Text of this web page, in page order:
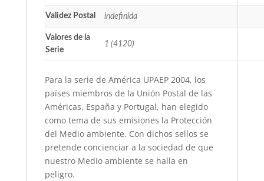
Validez Postal indefinida
Valores de la
Serie
1 (4120)
Para la serie de América UPAEP 2004, los
países miembros de la Unión Postal de las
Américas, España y Portugal, han elegido
como tema de sus emisiones la Protección
del Medio ambiente. Con dichos sellos se
pretende concienciar a la sociedad de que
nuestro Medio ambiente se halla en
peligro.